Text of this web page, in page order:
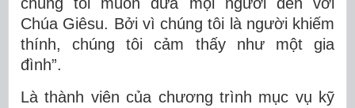
Chúa Giêsu. Bởi vì chúng tôi là người khiếm
thính, chúng tôi cảm thấy như một gia
đình”.
Là thành viên của chương trình mục vụ kỹ